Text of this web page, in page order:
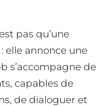
pas qu’une
elle annonce une
s’accompagne de
capables de
de dialoguer et